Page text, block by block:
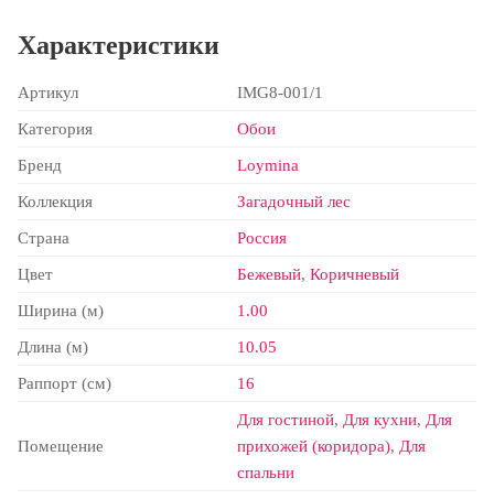
Характеристики
Артикул IMG8-001/1
Категория Обои
Бренд Loymina
Коллекция Загадочный лес
Страна Россия
Цвет Бежевый, Коричневый
Ширина (м) 1.00
Длина (м) 10.05
Раппорт (см) 16
Помещение
Для гостиной, Для кухни, Для
прихожей (коридора), Для
спальни